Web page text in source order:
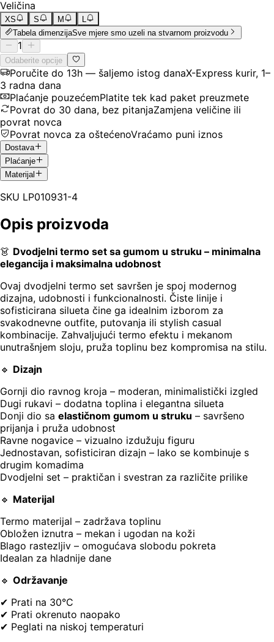
Veličina
XS S M
L
Tabela dimenzijaSve mjere smo uzeli na stvarnom proizvodu
1
Odaberite opcije
Poručite do 13h — šaljemo istog danaX-Express kurir, 1–
3 radna dana
Plaćanje pouzećemPlatite tek kad paket preuzmete
Povrat do 30 dana, bez pitanjaZamjena veličine ili
povrat novca
Povrat novca za oštećenoVraćamo puni iznos
Dostava
Plaćanje
Materijal
SKU LP010931-4
Opis proizvoda
👗 Dvodjelni termo set sa gumom u struku – minimalna
elegancija i maksimalna udobnost
Ovaj dvodjelni termo set savršen je spoj modernog
dizajna, udobnosti i funkcionalnosti. Čiste linije i
sofisticirana silueta čine ga idealnim izborom za
svakodnevne outfite, putovanja ili stylish casual
kombinacije. Zahvaljujući termo efektu i mekanom
unutrašnjem sloju, pruža toplinu bez kompromisa na stilu.
🔹 Dizajn
Gornji dio ravnog kroja – moderan, minimalistički izgled
Dugi rukavi – dodatna toplina i elegantna silueta
Donji dio sa elastičnom gumom u struku – savršeno
prijanja i pruža udobnost
Ravne nogavice – vizualno izdužuju figuru
Jednostavan, sofisticiran dizajn – lako se kombinuje s
drugim komadima
Dvodjelni set – praktičan i svestran za različite prilike
🔹 Materijal
Termo materijal – zadržava toplinu
Obložen iznutra – mekan i ugodan na koži
Blago rastezljiv – omogućava slobodu pokreta
Idealan za hladnije dane
🔹 Održavanje
✔ Prati na 30°C
✔ Prati okrenuto naopako
✔ Peglati na niskoj temperaturi